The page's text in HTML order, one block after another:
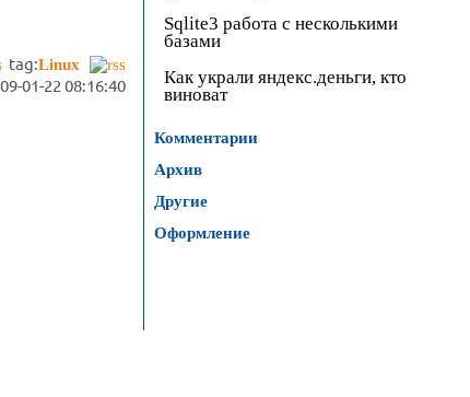
tag:Linux
01-22 08:16:40
Sqlite3 работа с несколькими
базами
Как украли яндекс.деньги, кто
виноват
Комментарии
Архив
Другие
Оформление